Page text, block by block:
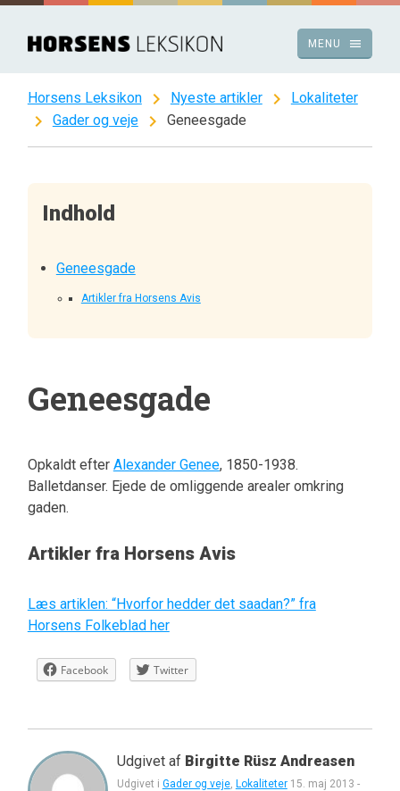
Spring
indhold
menu
MENU
Horsens Leksikon chevron_right Nyeste artikler chevron_right Lokaliteter
chevron_right Gader og veje chevron_right Geneesgade
Indhold
Geneesgade
Artikler fra Horsens Avis
Geneesgade
Opkaldt efter Alexander Genee, 1850-1938.
Balletdanser. Ejede de omliggende arealer omkring
gaden.
Artikler fra Horsens Avis
Læs artiklen: “Hvorfor hedder det saadan?” fra
Horsens Folkeblad her
Facebook Twitter
Udgivet af Birgitte Rüsz Andreasen
Udgivet i Gader og veje, Lokaliteter 15. maj 2013 -